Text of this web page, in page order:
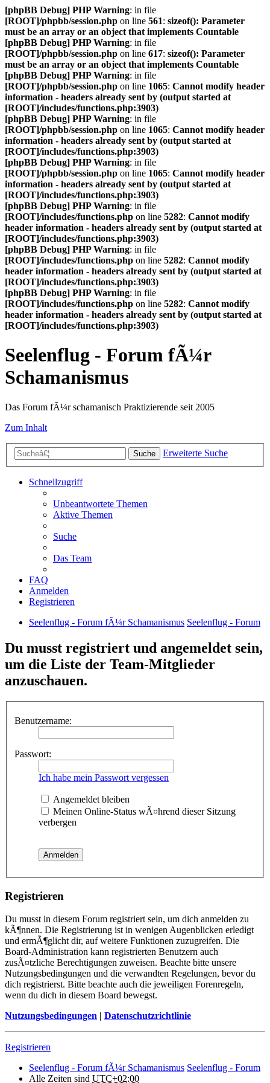
[phpBB Debug] PHP Warning: in file
[ROOT]/phpbb/session.php on line 561: sizeof(): Parameter
must be an array or an object that implements Countable
[phpBB Debug] PHP Warning: in file
[ROOT]/phpbb/session.php on line 617: sizeof(): Parameter
must be an array or an object that implements Countable
[phpBB Debug] PHP Warning: in file
[ROOT]/phpbb/session.php on line 1065: Cannot modify header
information - headers already sent by (output started at
[ROOT]/includes/functions.php:3903)
[phpBB Debug] PHP Warning: in file
[ROOT]/phpbb/session.php on line 1065: Cannot modify header
information - headers already sent by (output started at
[ROOT]/includes/functions.php:3903)
[phpBB Debug] PHP Warning: in file
[ROOT]/phpbb/session.php on line 1065: Cannot modify header
information - headers already sent by (output started at
[ROOT]/includes/functions.php:3903)
[phpBB Debug] PHP Warning: in file
[ROOT]/includes/functions.php on line 5282: Cannot modify
header information - headers already sent by (output started at
[ROOT]/includes/functions.php:3903)
[phpBB Debug] PHP Warning: in file
[ROOT]/includes/functions.php on line 5282: Cannot modify
header information - headers already sent by (output started at
[ROOT]/includes/functions.php:3903)
[phpBB Debug] PHP Warning: in file
[ROOT]/includes/functions.php on line 5282: Cannot modify
header information - headers already sent by (output started at
[ROOT]/includes/functions.php:3903)
Seelenflug - Forum fÃ¼r
Schamanismus
Das Forum fÃ¼r schamanisch Praktizierende seit 2005
Zum Inhalt
Suche Erweiterte Suche
Schnellzugriff
Unbeantwortete Themen
Aktive Themen
Suche
Das Team
FAQ
Anmelden
Registrieren
Seelenflug - Forum fÃ¼r Schamanismus Seelenflug - Forum
Du musst registriert und angemeldet sein,
um die Liste der Team-Mitglieder
anzuschauen.
Benutzername:
Passwort:
Ich habe mein Passwort vergessen
Angemeldet bleiben
Meinen Online-Status wÃ¤hrend dieser Sitzung
verbergen
Registrieren
Du musst in diesem Forum registriert sein, um dich anmelden zu
kÃ¶nnen. Die Registrierung ist in wenigen Augenblicken erledigt
und ermÃ¶glicht dir, auf weitere Funktionen zuzugreifen. Die
Board-Administration kann registrierten Benutzern auch
zusÃ¤tzliche Berechtigungen zuweisen. Beachte bitte unsere
Nutzungsbedingungen und die verwandten Regelungen, bevor du
dich registrierst. Bitte beachte auch die jeweiligen Forenregeln,
wenn du dich in diesem Board bewegst.
Nutzungsbedingungen | Datenschutzrichtlinie
Registrieren
Seelenflug - Forum fÃ¼r Schamanismus Seelenflug - Forum
Alle Zeiten sind UTC+02:00